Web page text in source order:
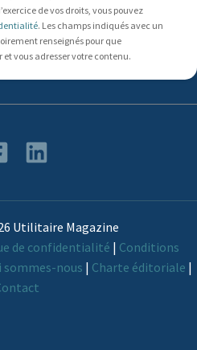
de vos droits, vous pouvez
. Les champs indiqués avec un
renseignés pour que
et vous adresser votre contenu.
Utilitaire Magazine
de confidentialité | Conditions
sommes-nous | Charte éditoriale |